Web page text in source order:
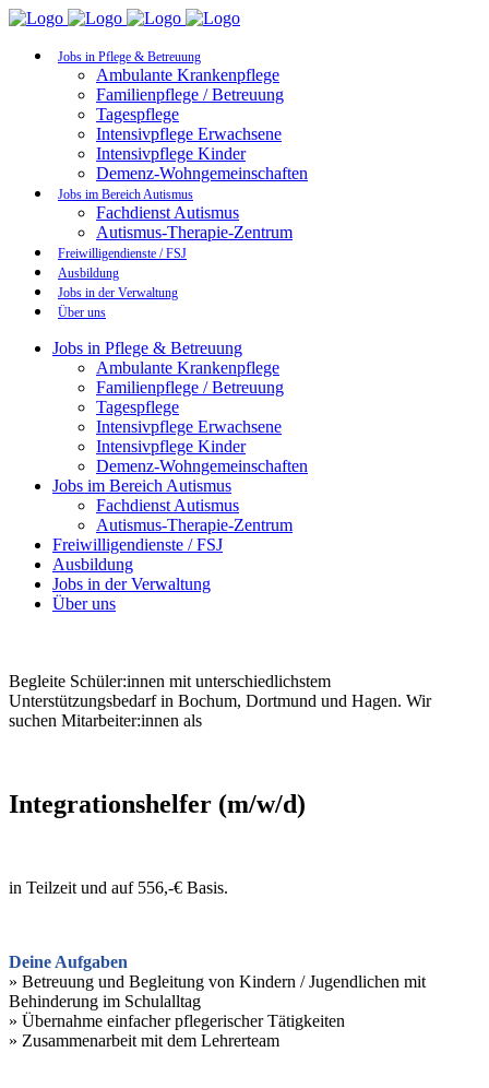
Jobs in Pflege & Betreuung
Ambulante Krankenpflege
Familienpflege / Betreuung
Tagespflege
Intensivpflege Erwachsene
Intensivpflege Kinder
Demenz-Wohngemeinschaften
Jobs im Bereich Autismus
Fachdienst Autismus
Autismus-Therapie-Zentrum
Freiwilligendienste / FSJ
Ausbildung
Jobs in der Verwaltung
Über uns
Jobs in Pflege & Betreuung
Ambulante Krankenpflege
Familienpflege / Betreuung
Tagespflege
Intensivpflege Erwachsene
Intensivpflege Kinder
Demenz-Wohngemeinschaften
Jobs im Bereich Autismus
Fachdienst Autismus
Autismus-Therapie-Zentrum
Freiwilligendienste / FSJ
Ausbildung
Jobs in der Verwaltung
Über uns
Begleite Schüler:innen mit unterschiedlichstem
Unterstützungsbedarf in Bochum, Dortmund und Hagen. Wir
suchen Mitarbeiter:innen als
Integrationshelfer (m/w/d)
in Teilzeit und auf 556,-€ Basis.
Deine Aufgaben
» Betreuung und Begleitung von Kindern / Jugendlichen mit
Behinderung im Schulalltag
» Übernahme einfacher pflegerischer Tätigkeiten
» Zusammenarbeit mit dem Lehrerteam